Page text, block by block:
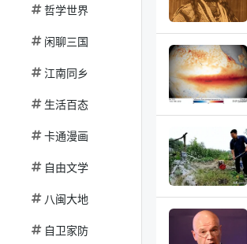
哲学世界
闲聊三国
江南同乡
生活百态
卡通漫画
自由文学
八闽大地
自卫家防